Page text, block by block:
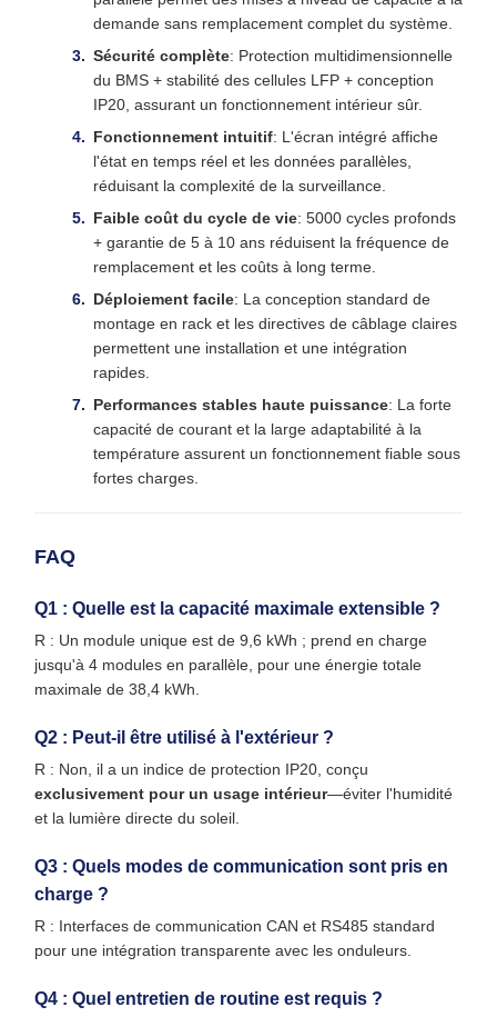
demande sans remplacement complet du système.
Sécurité complète: Protection multidimensionnelle
du BMS + stabilité des cellules LFP + conception
IP20, assurant un fonctionnement intérieur sûr.
Fonctionnement intuitif: L'écran intégré affiche
l'état en temps réel et les données parallèles,
réduisant la complexité de la surveillance.
Faible coût du cycle de vie: 5000 cycles profonds
+ garantie de 5 à 10 ans réduisent la fréquence de
remplacement et les coûts à long terme.
Déploiement facile: La conception standard de
montage en rack et les directives de câblage claires
permettent une installation et une intégration
rapides.
Performances stables haute puissance: La forte
capacité de courant et la large adaptabilité à la
température assurent un fonctionnement fiable sous
fortes charges.
FAQ
Q1 : Quelle est la capacité maximale extensible ?
R : Un module unique est de 9,6 kWh ; prend en charge
jusqu'à 4 modules en parallèle, pour une énergie totale
maximale de 38,4 kWh.
Q2 : Peut-il être utilisé à l'extérieur ?
R : Non, il a un indice de protection IP20, conçu
exclusivement pour un usage intérieur—éviter l'humidité
et la lumière directe du soleil.
Q3 : Quels modes de communication sont pris en
charge ?
R : Interfaces de communication CAN et RS485 standard
pour une intégration transparente avec les onduleurs.
Q4 : Quel entretien de routine est requis ?